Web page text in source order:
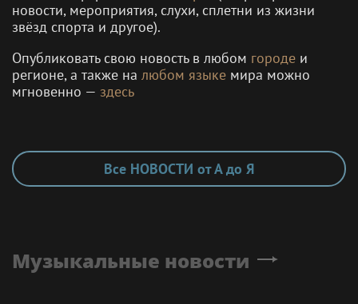
новости, мероприятия, слухи, сплетни из жизни
звёзд спорта и другое).
Опубликовать свою новость в любом городе и
регионе, а также на любом языке мира можно
мгновенно — здесь
Все НОВОСТИ от А до Я
Музыкальные новости